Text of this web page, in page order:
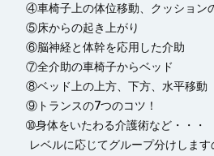
④車椅子上の体位移動、クッション
⑤床からの起き上がり
⑥脳神経と体幹を応用した介助
⑦全介助の車椅子からベッド
⑧ベッド上の上方、下方、水平移動
⑨トランスの7つのコツ！
➉身体をいたわる介護術など・・・
レベルに応じてグループ分けしま